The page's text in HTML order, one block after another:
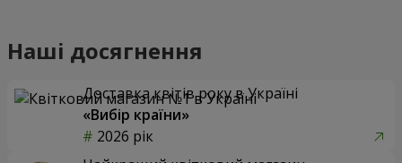
Наші досягнення
Доставка квітів року в Україні
«Вибір країни»
2026 рік